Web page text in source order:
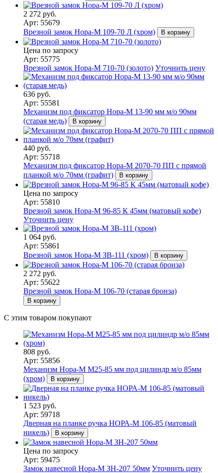
2 272 руб.
Арт: 55679
Врезной замок Нора-М 109-70 Л (хром)
В корзину
Цена по запросу
Арт: 55775
Врезной замок Нора-М 710-70 (золото) Уточнить цену
636 руб.
Арт: 55581
Механизм под фиксатор Нора-М 13-90 мм м/о 90мм
(старая медь)
В корзину
440 руб.
Арт: 55718
Механизм под фиксатор Нора-М 2070-70 ПП с прямой
планкой м/о 70мм (графит)
В корзину
Цена по запросу
Арт: 55810
Врезной замок Нора-М 96-85 К 45мм (матовый кофе)
Уточнить цену
1 064 руб.
Арт: 55861
Врезной замок Нора-М ЗВ-111 (хром)
В корзину
2 272 руб.
Арт: 55622
Врезной замок Нора-М 106-70 (старая бронза)
В корзину
С этим товаром покупают
808 руб.
Арт: 55856
Механизм Нора-М M25-85 мм под цилиндр м/о 85мм
(хром)
В корзину
1 523 руб.
Арт: 59718
Дверная на планке ручка НОРА-М 106-85 (матовый
никель)
В корзину
Цена по запросу
Арт: 59475
Замок навесной Нора-М ЗН-207 50мм Уточнить цену